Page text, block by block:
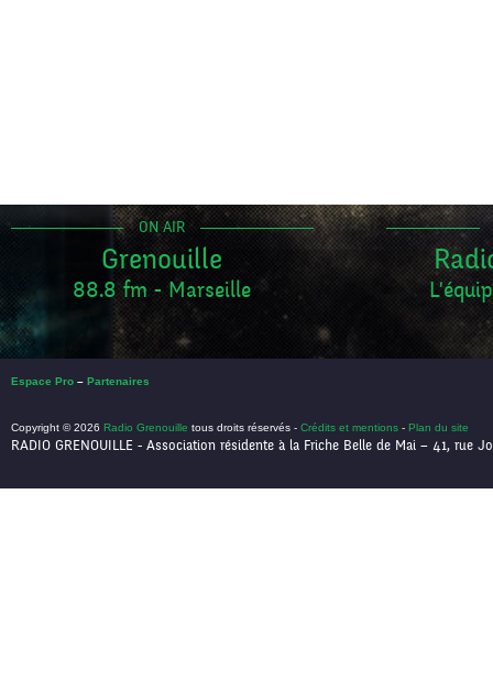
ON AIR
Grenouille
88.8 fm - Marseille
Espace Pro – Partenaires
Copyright © 2026 Radio Grenouille tous droits réservés - Crédits et mentions - Plan du site
RADIO GRENOUILLE - Association résidente à la Friche Belle de Mai – 41, rue